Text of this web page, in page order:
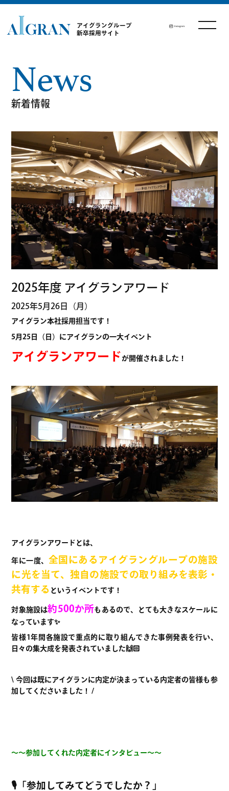
アイグラングループ
新卒採用サイト
News
新着情報
2025年度 アイグランアワード
2025年5月26日（月）
アイグラン本社採用担当です！
5月25日（日）にアイグランの一大イベント
アイグランアワード が開催されました！
アイグランアワードとは、
年に一度、 全国にあるアイグラングループの施設
に光を当て、独自の施設での取り組みを表彰・
共有する というイベントです！
対象施設は約500か所もあるので、とても大きなスケールに
なっています✨
皆様1年間各施設で重点的に取り組んできた事例発表を行い、
日々の集大成を発表されていました🙌🏻
\ 今回は既にアイグランに内定が決ま っている内定者の皆様も参
加してくださいました！ /
～～参加してくれた内定者にインタビュー～～
🎙「参加してみてどうでしたか？」